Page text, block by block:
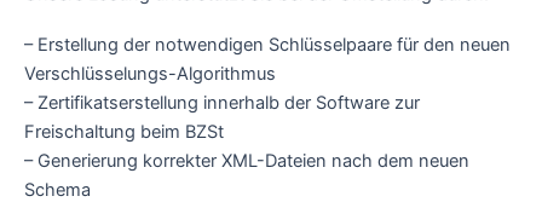
– Erstellung der notwendigen Schlüsselpaare für den neuen
Verschlüsselungs-Algorithmus
– Zertifikatserstellung innerhalb der Software zur
Freischaltung beim BZSt
– Generierung korrekter XML-Dateien nach dem neuen
Schema